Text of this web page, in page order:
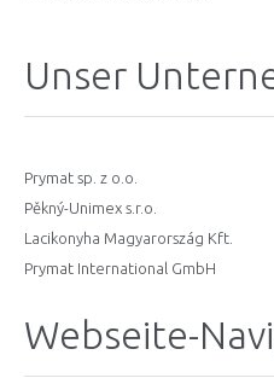
Unser
Prymat sp. z o.o.
Pěkný-Unimex s.r.o.
Lacikonyha Magyarország Kft.
Prymat International GmbH
Webseite-